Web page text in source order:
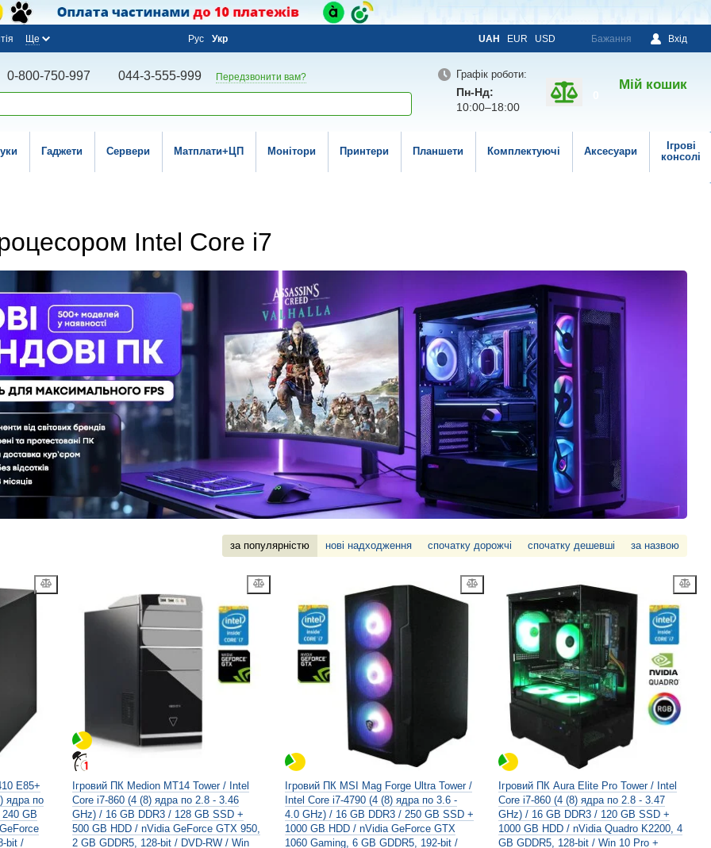
Ще Рус Укр UAH EUR USD Бажання Вхід
0-800-750-997 044-3-555-999 Передзвонити вам? Графік роботи:
Пн-Нд:
10:00–18:00
Мій кошик
Гаджети Сервери Матплати+ЦП Монітори Принтери Планшети Комплектуючі Аксесуари
Ігрові
консолі
Intel Core i7
за популярністю нові надходження спочатку дорожчі спочатку дешевші за назвою
E85+
ядра по
GB
bit /
Ігровий ПК Medion MT14 Tower / Intel
Core i7-860 (4 (8) ядра по 2.8 - 3.46
GHz) / 16 GB DDR3 / 128 GB SSD +
500 GB HDD / nVidia GeForce GTX 950,
2 GB GDDR5, 128-bit / DVD-RW / Win
Ігровий ПК MSI Mag Forge Ultra Tower /
Intel Core i7-4790 (4 (8) ядра по 3.6 -
4.0 GHz) / 16 GB DDR3 / 250 GB SSD +
1000 GB HDD / nVidia GeForce GTX
1060 Gaming, 6 GB GDDR5, 192-bit /
Ігровий ПК Aura Elite Pro Tower / Intel
Core i7-860 (4 (8) ядра по 2.8 - 3.47
GHz) / 16 GB DDR3 / 120 GB SSD +
1000 GB HDD / nVidia Quadro K2200, 4
GB GDDR5, 128-bit / Win 10 Pro +